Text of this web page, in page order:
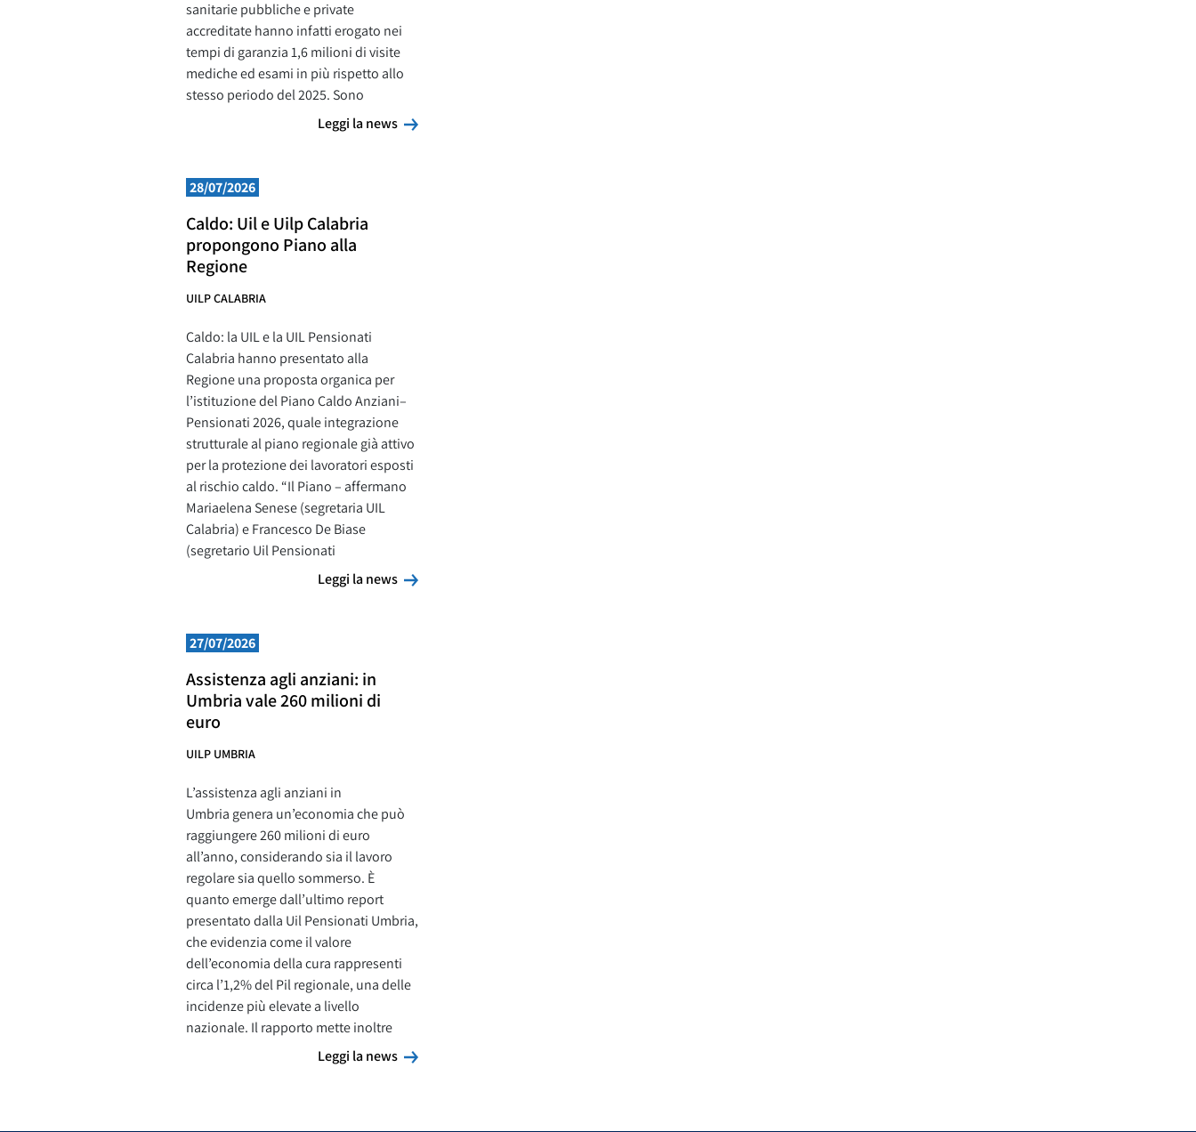
sanitarie pubbliche e private
accreditate hanno infatti erogato nei
tempi di garanzia 1,6 milioni di visite
mediche ed esami in più rispetto allo
stesso periodo del 2025. Sono
Leggi la news
Leggi la news
28/07/2026
Caldo: Uil e Uilp Calabria
propongono Piano alla
Regione
UILP CALABRIA
Caldo: la UIL e la UIL Pensionati
Calabria hanno presentato alla
Regione una proposta organica per
l’istituzione del Piano Caldo Anziani–
Pensionati 2026, quale integrazione
strutturale al piano regionale già attivo
per la protezione dei lavoratori esposti
al rischio caldo. “Il Piano – affermano
Mariaelena Senese (segretaria UIL
Calabria) e Francesco De Biase
(segretario Uil Pensionati
Leggi la news
Leggi la news
27/07/2026
Assistenza agli anziani: in
Umbria vale 260 milioni di
euro
UILP UMBRIA
L’assistenza agli anziani in
Umbria genera un’economia che può
raggiungere 260 milioni di euro
all’anno, considerando sia il lavoro
regolare sia quello sommerso. È
quanto emerge dall’ultimo report
presentato dalla Uil Pensionati Umbria,
che evidenzia come il valore
dell’economia della cura rappresenti
circa l’1,2% del Pil regionale, una delle
incidenze più elevate a livello
nazionale. Il rapporto mette inoltre
Leggi la news
Leggi la news